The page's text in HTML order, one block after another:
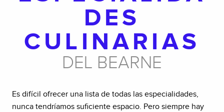
DES
CULINARIAS
DEL BEARNE
Es difícil ofrecer una lista de todas las especialidades,
nunca tendríamos suficiente espacio. Pero siempre hay